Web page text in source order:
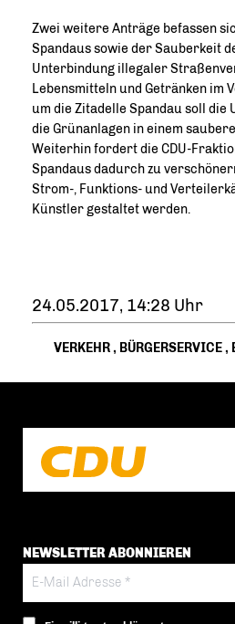
Zwei weitere Anträge befassen
Spandaus sowie der Sauberkeit
Unterbindung illegaler
Lebensmitteln und Getränken im
um die Zitadelle Spandau soll die
die Grünanlagen in einem
Weiterhin fordert die CDU-
Spandaus dadurch zu
Strom-, Funktions- und
Künstler gestaltet werden.
24.05.2017, 14:28 Uhr
VERKEHR, BÜRGERSERVICE,
NEWSLETTER ABONNIEREN